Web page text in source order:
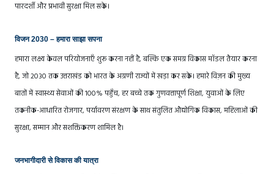
पारदर्शी और प्रभावी सुरक्षा मिल सके।
विजन 2030 – हमारा साझा सपना
हमारा लक्ष्य केवल परियोजनाएँ शुरू करना नहीं है, बल्कि एक समग्र विकास मॉडल तैयार करना
है, जो 2030 तक उत्तराखंड को भारत के अग्रणी राज्यों में खड़ा कर सके। हमारे विज़न की मुख्य
बातों में स्वास्थ्य सेवाओं की 100% पहुँच, हर बच्चे तक गुणवत्तापूर्ण शिक्षा, युवाओं के लिए
तकनीक-आधारित रोजगार, पर्यावरण संरक्षण के साथ संतुलित औद्योगिक विकास, महिलाओं की
सुरक्षा, सम्मान और सशक्तिकरण शामिल है।
जनभागीदारी से विकास की यात्रा